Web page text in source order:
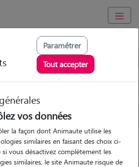
gardien idéal !
Visites
Visites
Paramétrer
Tout accepter
vos données
la façon dont Animaute utilise les
similaires en faisant des choix ci-
vous désactivez complètement les
similaires, le site Animaute risque de